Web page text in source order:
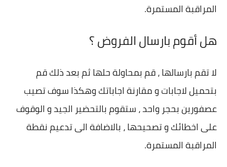
المراقبة المستمرة.
هل أقوم بارسال الفروض ؟
لا تقم بارسالها ، قم بمحاولة حلها ثم بعد ذلك قم
بتحميل لاجابات و مقارنة اجاباتك وهكذا سوف تصيب
عصفورين بحجر واحد ، ستقوم بالتحضير الجيد و الوقوف
على اخطائك و تصحيحها ، بالاضافة الى تدعيم نقطة
المراقبة المستمرة.